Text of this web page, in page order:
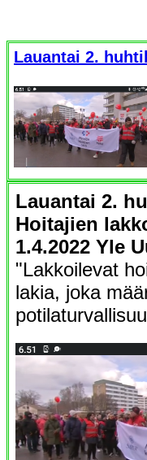
Lauantai 2.
Lauantai 2.
Hoitajien
1.4.2022 Yle
"Lakkoilevat
lakia, joka